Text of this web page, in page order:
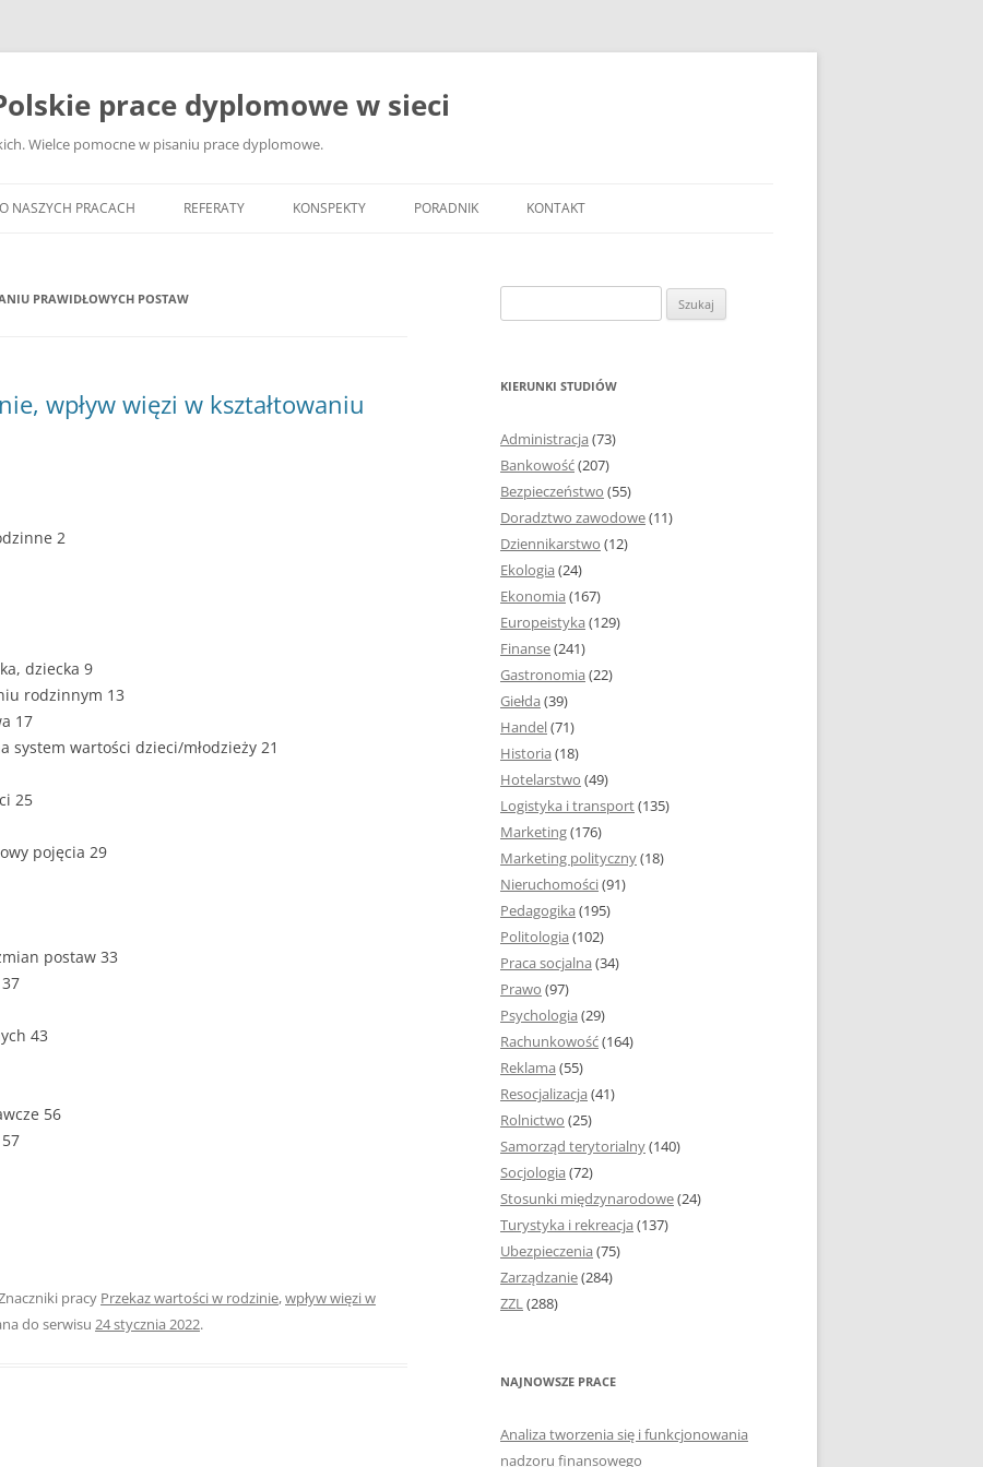
prace dyplomowe w sieci
Wielce pomocne w pisaniu prace dyplomowe.
O NASZYCH PRACACH REFERATY KONSPEKTY PORADNIK
JAK ZBIERAĆ I OPRACOWYWAĆ
BIBLIOGRAFICZNYCH
ZAWARTOŚĆ I ROZMIAR PRACY
DYPLOMOWEJ
ESTETYKA PRACY DYPLOMOWEJ –
WYRÓŻNIENIA, NUMEROWANIE
CZCIONKA, MARGINESY I
WIELKOŚĆ STRON
STRUKTURA AKAPITU W PRACY
DYPLOMOWEJ
STYL PRACY DYPLOMOWEJ
SPIS TREŚCI W PRACY
DYPLOMOWEJ
WSTĘP PRACY DYPLOMOWEJ
ROZDZIAŁY I PODROZDZIAŁY
ZAKOŃCZENIE PRACY
DYPLOMOWEJ
BIBLIOGRAFIA
SPIS RYSUNKÓW, TABEL I
ZAŁĄCZNIKÓW
TABELE, RYSUNKI ORAZ WYKRESY
KSIĄŻKI, KTÓRE POMOGĄ CI
KONTAKT
PRAWIDŁOWYCH POSTAW
wpływ więzi w kształtowaniu
2
dziecka 9
rodzinnym 13
17
system wartości dzieci/młodzieży 21
25
pojęcia 29
postaw 33
43
56
pracy Przekaz wartości w rodzinie,wpływ więzi w
do serwisu 24 stycznia 2022.
KIERUNKI STUDIÓW
Administracja (73)
Bankowość(207)
Bezpieczeństwo (55)
Doradztwo zawodowe(11)
Dziennikarstwo (12)
Ekologia (24)
Ekonomia (167)
Europeistyka (129)
Finanse(241)
Gastronomia (22)
Giełda (39)
Handel(71)
Historia (18)
Hotelarstwo (49)
Logistyka i transport(135)
Marketing(176)
Marketing polityczny(18)
Nieruchomości(91)
Pedagogika (195)
Politologia (102)
Praca socjalna (34)
Prawo (97)
Psychologia (29)
Rachunkowość(164)
Reklama (55)
Resocjalizacja (41)
Rolnictwo (25)
Samorząd terytorialny(140)
Socjologia (72)
Stosunki międzynarodowe(24)
Turystyka i rekreacja (137)
Ubezpieczenia (75)
Zarządzanie(284)
ZZL(288)
NAJNOWSZE PRACE
Analiza tworzenia się i funkcjonowania
nadzoru finansowego